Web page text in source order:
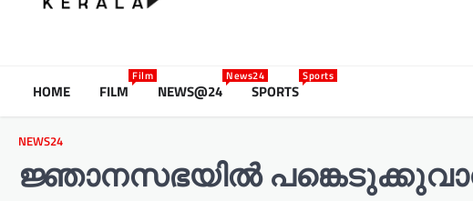
HOME FILM
Film
NEWS@24
News24
SPORTS
Sports
NEWS24
ജ്ഞാനസഭയിൽ